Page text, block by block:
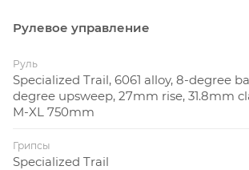
Рулевое управление
Руль
Specialized Trail, 6061 alloy, 8-degree
degree upsweep, 27mm rise, 31.8mm
M-XL 750mm
Грипсы
Specialized Trail